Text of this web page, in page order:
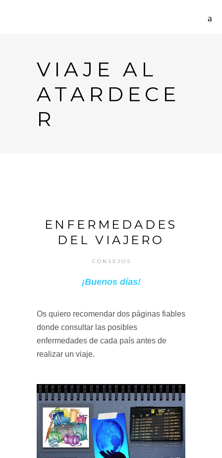
VIAJE AL
ATARDECE
R
ENFERMEDADES
DEL VIAJERO
CONSEJOS
¡Buenos días!
Os quiero recomendar dos páginas fiables
donde consultar las posibles
enfermedades de cada país antes de
realizar un viaje.